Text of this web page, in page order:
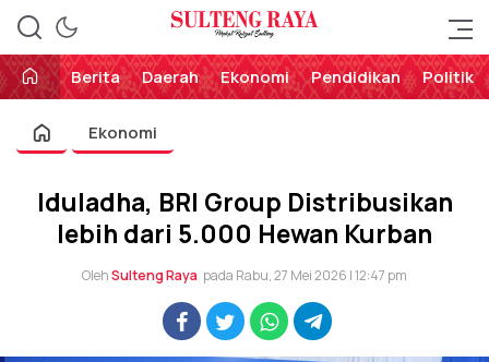
Sulteng Raya
Perekat Rakyat Sulteng
Berita
Daerah Ekonomi Pendidikan Politik
Ekonomi
Iduladha, BRI Group Distribusikan
lebih dari 5.000 Hewan Kurban
OlehSulteng Raya pada Rabu, 27 Mei 2026 | 12:47 pm